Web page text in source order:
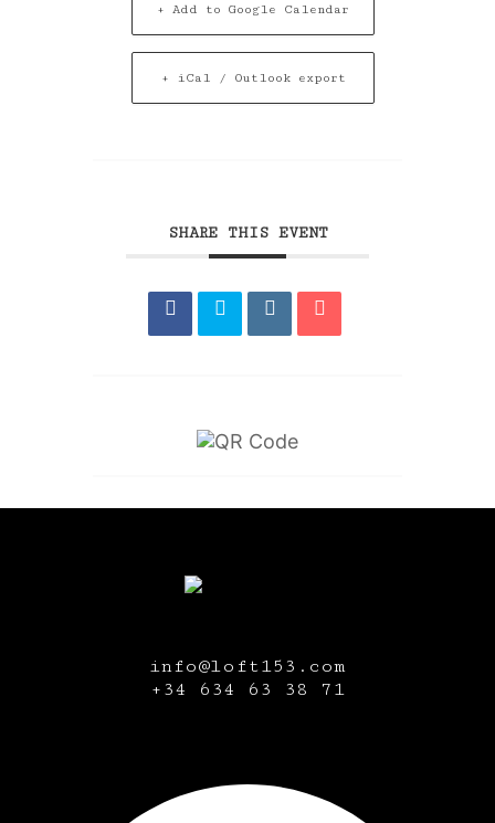
+ Add to Google Calendar
+ iCal / Outlook export
SHARE THIS EVENT
info@loft153.com
+34 634 63 38 71